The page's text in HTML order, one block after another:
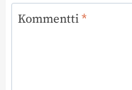
Kommentti*